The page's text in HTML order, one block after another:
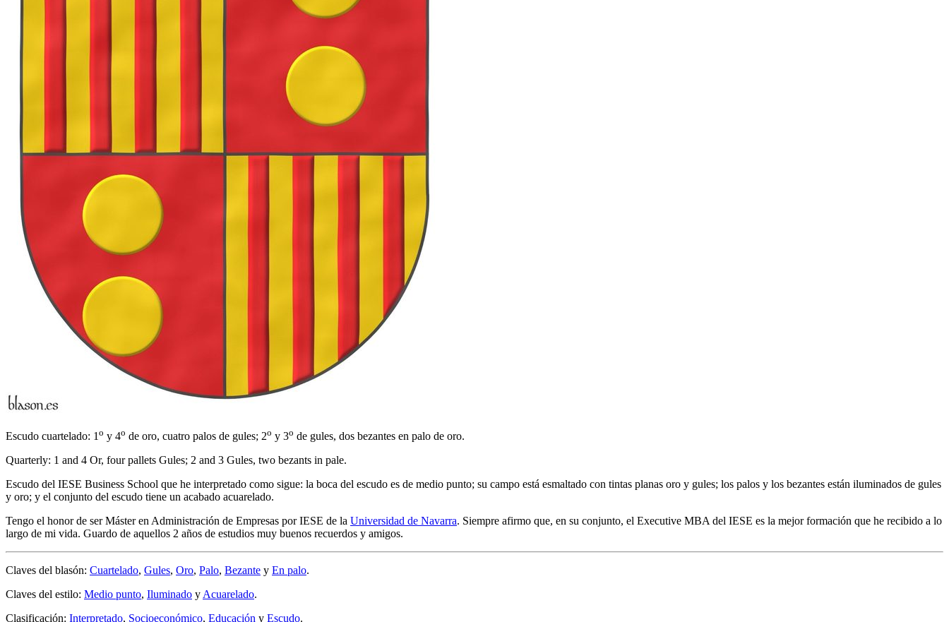
Escudo cuartelado: 1 o y 4o de oro, cuatro palos de gules; 2o y 3o de gules, dos bezantes en palo de oro.
Quarterly: 1 and 4 Or, four pallets Gules; 2 and 3 Gules, two bezants in pale.
Escudo del IESE Business School que he interpretado como sigue: la boca del escudo es de medio punto; su campo está esmaltado con tintas planas oro y gules; los palos y los bezantes están iluminados de gules
y oro; y el conjunto del escudo tiene un acabado acuarelado.
Tengo el honor de ser Máster en Administración de Empresas por IESE de la Universidad de Navarra. Siempre afirmo que, en su conjunto, el Executive MBA del IESE es la mejor formación que he recibido a lo
largo de mi vida. Guardo de aquellos 2 años de estudios muy buenos recuerdos y amigos.
Claves del blasón: Cuartelado, Gules, Oro, Palo, Bezante y En palo.
Claves del estilo: Medio punto, Iluminado y Acuarelado.
Clasificación: Interpretado, Socioeconómico, Educación y Escudo.